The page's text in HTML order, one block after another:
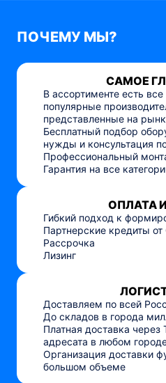
ПОЧЕМУ МЫ?
САМОЕ
В ассортименте есть
популярные
представленные на
Бесплатный подбор
нужды и консультация
Профессиональный
Гарантия на все
ОПЛАТА
Гибкий подход к
Партнерские кредиты
Рассрочка
Лизинг
Доставляем по всей
До складов в города
Платная доставка
адресата в любом
Организация доставки
большом объеме